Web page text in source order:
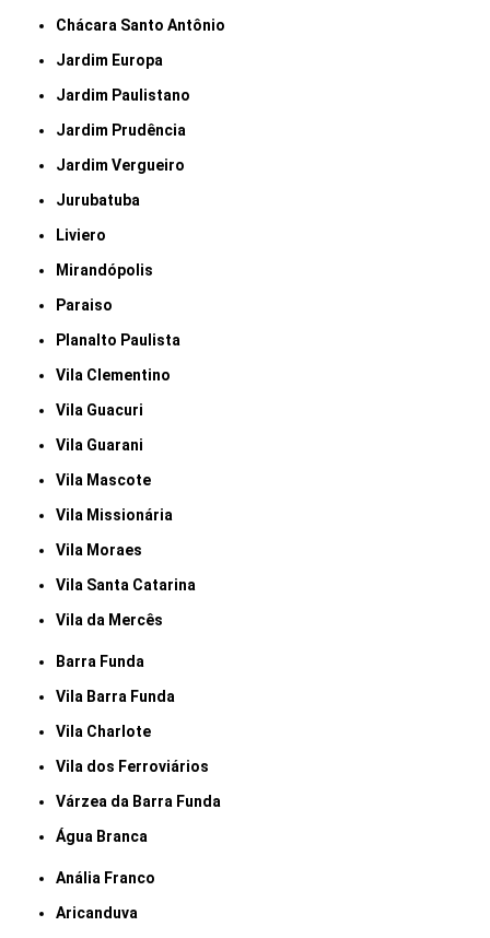
Chácara Santo Antônio
Jardim Europa
Jardim Paulistano
Jardim Prudência
Jardim Vergueiro
Jurubatuba
Liviero
Mirandópolis
Paraiso
Planalto Paulista
Vila Clementino
Vila Guacuri
Vila Guarani
Vila Mascote
Vila Missionária
Vila Moraes
Vila Santa Catarina
Vila da Mercês
Barra Funda
Vila Barra Funda
Vila Charlote
Vila dos Ferroviários
Várzea da Barra Funda
Água Branca
Anália Franco
Aricanduva